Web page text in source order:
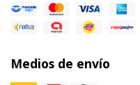
Medios de envío